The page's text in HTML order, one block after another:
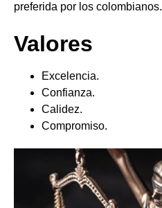
preferida por los colombianos.
Valores
Excelencia.
Confianza.
Calidez.
Compromiso.